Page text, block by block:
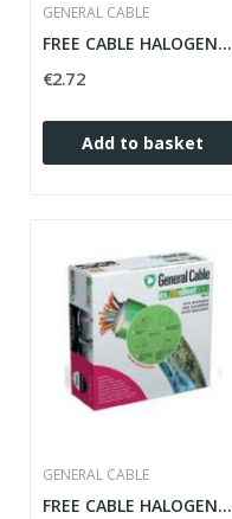
GENERAL CABLE
FREE CABLE HALOGENOS 16MM FLEXIBLE BLUE ZH 07Z1-K
€2.72
Add to basket
GENERAL CABLE
FREE CABLE HALOGENOS 16MM YELLOW-GREEN FLEXIBLE...